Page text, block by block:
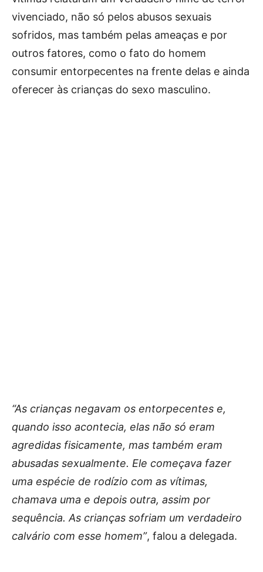
vivenciado, não só pelos abusos sexuais
sofridos, mas também pelas ameaças e por
outros fatores, como o fato do homem
consumir entorpecentes na frente delas e ainda
oferecer às crianças do sexo masculino.
“As crianças negavam os entorpecentes e,
quando isso acontecia, elas não só eram
agredidas fisicamente, mas também eram
abusadas sexualmente. Ele começava fazer
uma espécie de rodízio com as vítimas,
chamava uma e depois outra, assim por
sequência. As crianças sofriam um verdadeiro
calvário com esse homem”, falou a delegada.